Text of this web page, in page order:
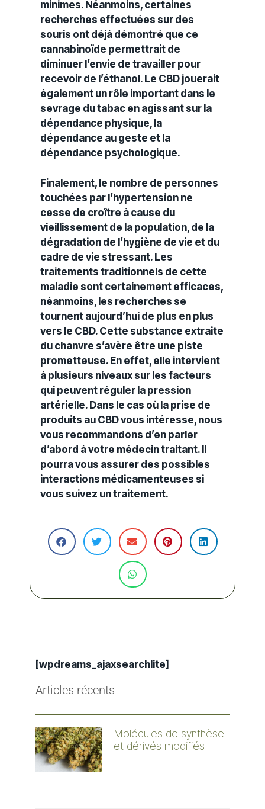
minimes. Néanmoins, certaines
recherches effectuées sur des
souris ont déjà démontré que ce
cannabinoïde permettrait de
diminuer l’envie de travailler pour
recevoir de l’éthanol. Le CBD jouerait
également un rôle important dans le
sevrage du tabac en agissant sur la
dépendance physique, la
dépendance au geste et la
dépendance psychologique.
Finalement, le nombre de personnes
touchées par l’hypertension ne
cesse de croître à cause du
vieillissement de la population, de la
dégradation de l’hygiène de vie et du
cadre de vie stressant. Les
traitements traditionnels de cette
maladie sont certainement efficaces,
néanmoins, les recherches se
tournent aujourd’hui de plus en plus
vers le CBD. Cette substance extraite
du chanvre s’avère être une piste
prometteuse. En effet, elle intervient
à plusieurs niveaux sur les facteurs
qui peuvent réguler la pression
artérielle. Dans le cas où la prise de
produits au CBD vous intéresse, nous
vous recommandons d’en parler
d’abord à votre médecin traitant. Il
pourra vous assurer des possibles
interactions médicamenteuses si
vous suivez untraitement.
[wpdreams_ajaxsearchlite]
Articles récents
Molécules de synthèse
et dérivés modifiés